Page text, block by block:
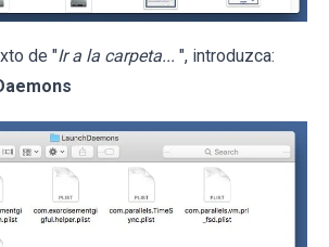
de "Ir a la carpeta... ", introduzca: